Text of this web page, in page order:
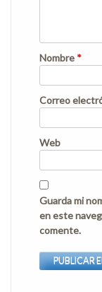
Nombre *
Correo
Web
Guarda mi
en este
comente.